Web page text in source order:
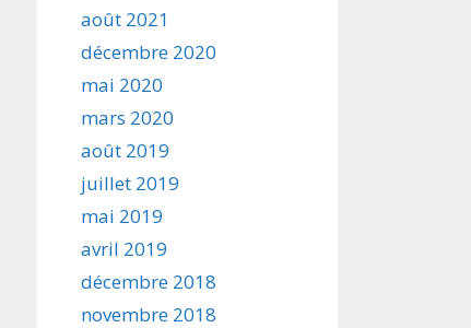
août 2021
décembre 2020
mai 2020
mars 2020
août 2019
juillet 2019
mai 2019
avril 2019
décembre 2018
novembre 2018